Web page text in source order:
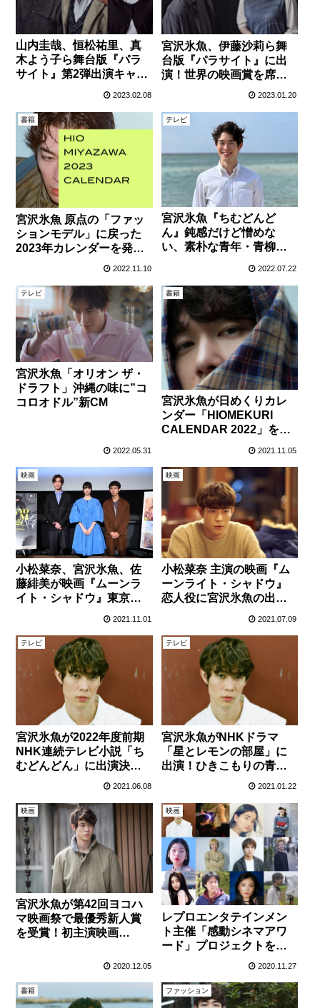
山内圭哉、恒松祐里、真
木よう子ら舞台版『パラ
サイト』第2弾出演キャス
2023.02.08
宮沢氷魚、伊藤沙莉ら舞
台版『パラサイト』に出
演！世界の映画賞を席巻
2023.01.20
書籍
宮沢氷魚 原点の「ファッ
ションモデル」に戻った
2023年カレンダーを発
2022.11.10
テレビ
宮沢氷魚『ちむどんど
ん』鈍感だけど憎めな
い、素朴な青年・青柳和
2022.07.22
テレビ
宮沢氷魚「オリオン ザ・
ドラフト」沖縄の味に”コ
コロオドル”新CM
2022.05.31
書籍
宮沢氷魚が日めくりカレ
ンダー「HIOMEKURI
CALENDAR 2022」を発
売！本人のお気に入りカ
2021.11.05
映画
小松菜奈、宮沢氷魚、佐
藤緋美が映画『ムーンラ
イト・シャドウ』東京国
2021.11.01
映画
小松菜奈 主演の映画『ム
ーンライト・シャドウ』
恋人役に宮沢氷魚の出演
2021.07.09
テレビ
宮沢氷魚が2022年度前期
NHK連続テレビ小説「ち
むどんどん」に出演決
2021.06.08
テレビ
宮沢氷魚がNHKドラマ
「星とレモンの部屋」に
出演！ひきこもりの青年
2021.01.22
映画
宮沢氷魚が第42回ヨコハ
マ映画祭で最優秀新人賞
を受賞！初主演映画
2020.12.05
映画
レプロエンタテインメン
ト主催「感動シネマアワ
ード」プロジェクトを盛
り上げる運営スタッフを
2020.11.27
書籍 ファッション